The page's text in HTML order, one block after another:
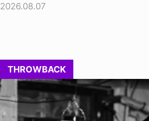
2026.08.07
THROWBACK